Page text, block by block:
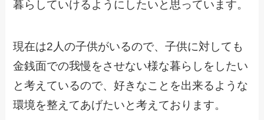
暮らしていけるようにしたいと思っています。
現在は2人の子供がいるので、子供に対しても
金銭面での我慢をさせない様な暮らしをしたい
と考えているので、好きなことを出来るような
環境を整えてあげたいと考えております。